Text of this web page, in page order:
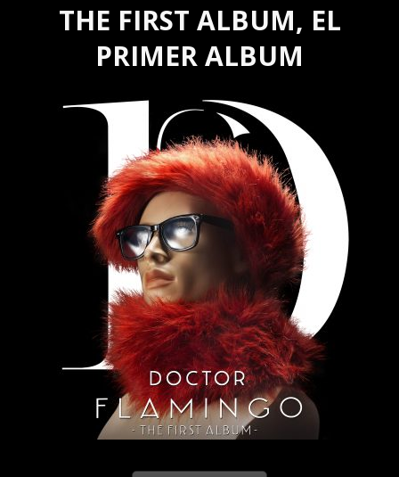
THE FIRST ALBUM, EL
PRIMER ALBUM